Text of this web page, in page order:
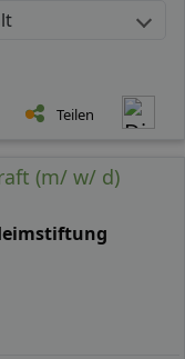
Teilen
(m/ w/ d)